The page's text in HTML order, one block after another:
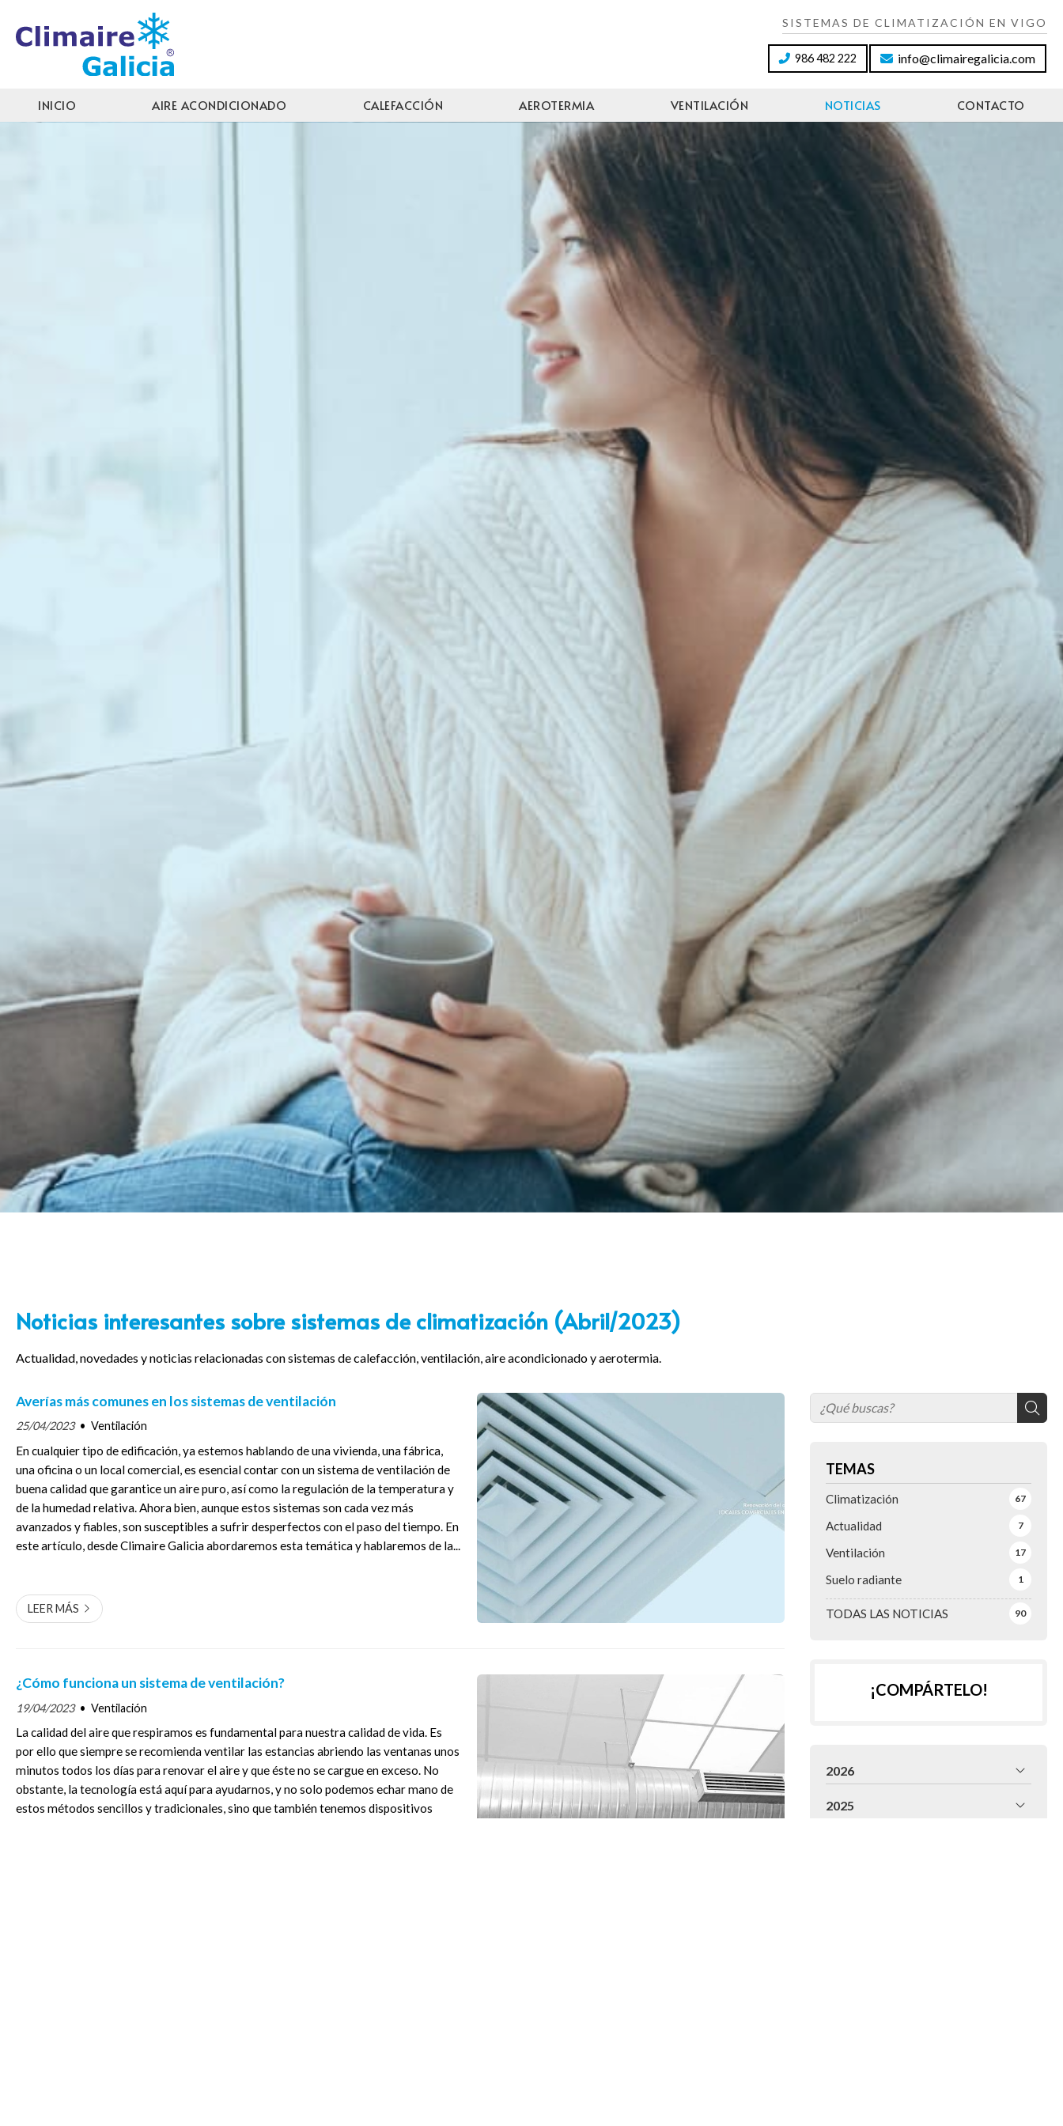
SISTEMAS DE CLIMATIZACIÓN EN VIGO
986 482 222 info@climairegalicia.com
INICIO AIRE ACONDICIONADO CALEFACCIÓN AEROTERMIA VENTILACIÓN NOTICIAS CONTACTO
Noticias interesantes sobre sistemas de climatización (Abril/2023)
Actualidad, novedades y noticias relacionadas con sistemas de calefacción, ventilación, aire acondicionado y aerotermia.
TEMAS
TODAS LAS NOTICIAS 90
Climatización 67
Actualidad 7
Ventilación 17
Suelo radiante 1
Averías más comunes en los sistemas de ventilación
25/04/2023 Ventilación
En cualquier tipo de edificación, ya estemos hablando de una vivienda, una fábrica,
una oficina o un local comercial, es esencial contar con un sistema de ventilación de
buena calidad que garantice un aire puro, así como la regulación de la temperatura y
de la humedad relativa. Ahora bien, aunque estos sistemas son cada vez más
avanzados y fiables, son susceptibles a sufrir desperfectos con el paso del tiempo. En
este artículo, desde Climaire Galicia abordaremos esta temática y hablaremos de la...
LEER MÁS
¿Cómo funciona un sistema de ventilación?
19/04/2023 Ventilación
La calidad del aire que respiramos es fundamental para nuestra calidad de vida. Es
por ello que siempre se recomienda ventilar las estancias abriendo las ventanas unos
minutos todos los días para renovar el aire y que éste no se cargue en exceso. No
obstante, la tecnología está aquí para ayudarnos, y no solo podemos echar mano de
estos métodos sencillos y tradicionales, sino que también tenemos dispositivos
¡COMPÁRTELO!
2026
2025